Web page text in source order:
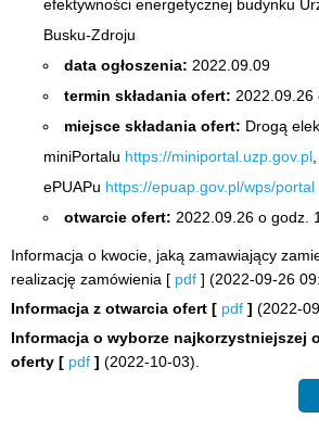
efektywności energetycznej budynku
Busku-Zdroju
data ogłoszenia: 2022.09.09
termin składania ofert: 2022.09.26
miejsce składania ofert: Drogą
miniPortalu https://miniportal.uzp.gov.pl
ePUAPu https://epuap.gov.pl/wps/portal
otwarcie ofert: 2022.09.26 o godz.
Informacja o kwocie, jaką zamawiający
realizację zamówienia [ pdf ] (2022-09-26
Informacja z otwarcia ofert [ pdf ] (2022-
Informacja o wyborze najkorzystniejszej
oferty [ pdf ] (2022-10-03).